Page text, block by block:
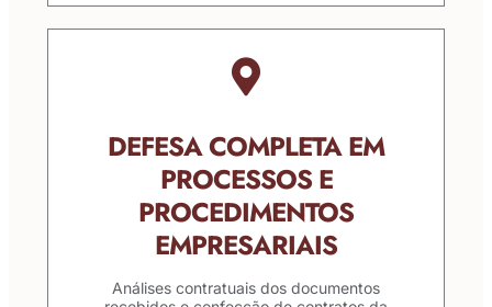
DEFESA COMPLETA EM
PROCESSOS E
PROCEDIMENTOS
EMPRESARIAIS
Análises contratuais dos documentos